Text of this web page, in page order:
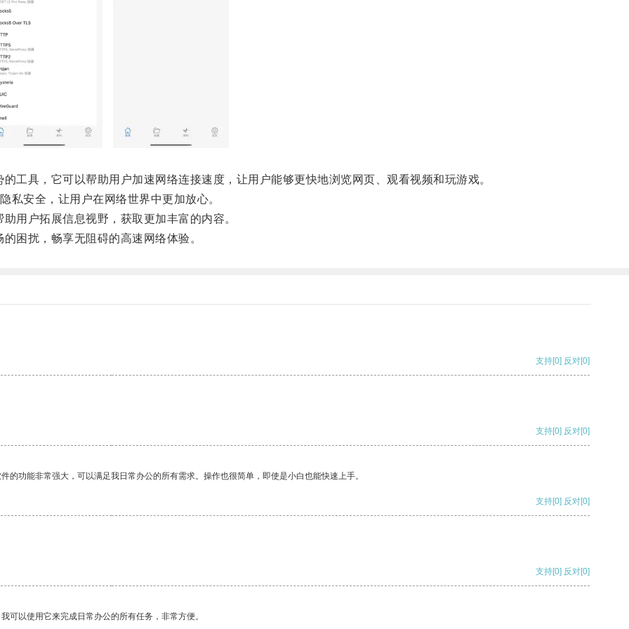
具，它可以帮助用户加速网络连接速度，让用户能够更快地浏览网页、观看视频和玩游戏。
安全，让用户在网络世界中更加放心。
户拓展信息视野，获取更加丰富的内容。
扰，畅享无阻碍的高速网络体验。
支持[0] 反对[0]
支持[0] 反对[0]
功能非常强大，可以满足我日常办公的所有需求。操作也很简单，即使是小白也能快速上手。
支持[0] 反对[0]
支持[0] 反对[0]
可以使用它来完成日常办公的所有任务，非常方便。